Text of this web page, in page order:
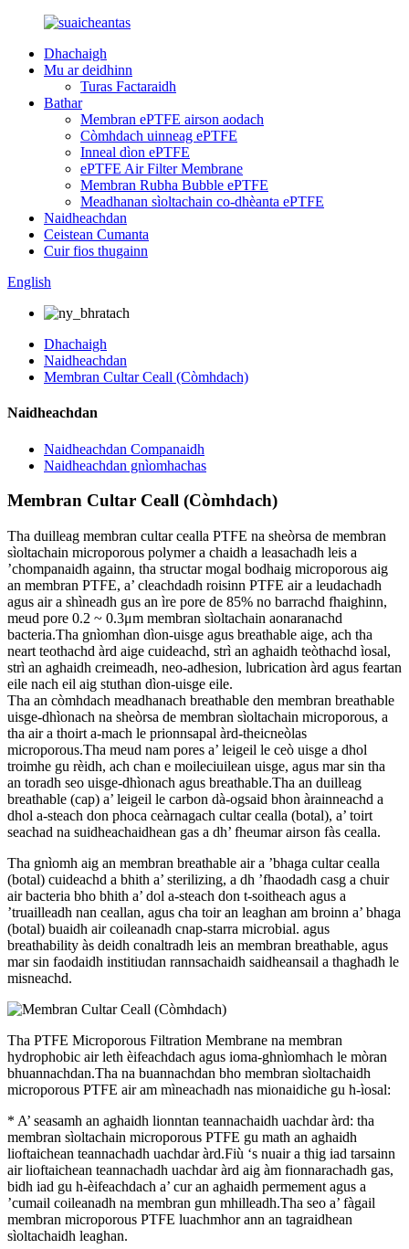
Dhachaigh
Mu ar deidhinn
Turas Factaraidh
Bathar
Membran ePTFE airson aodach
Còmhdach uinneag ePTFE
Inneal dìon ePTFE
ePTFE Air Filter Membrane
Membran Rubha Bubble ePTFE
Meadhanan sìoltachain co-dhèanta ePTFE
Naidheachdan
Ceistean Cumanta
Cuir fios thugainn
English
Dhachaigh
Naidheachdan
Membran Cultar Ceall (Còmhdach)
Naidheachdan
Naidheachdan Companaidh
Naidheachdan gnìomhachas
Membran Cultar Ceall (Còmhdach)
Tha duilleag membran cultar cealla PTFE na sheòrsa de membran
sìoltachain microporous polymer a chaidh a leasachadh leis a
’chompanaidh againn, tha structar mogal bodhaig microporous aig
an membran PTFE, a’ cleachdadh roisinn PTFE air a leudachadh
agus air a shìneadh gus an ìre pore de 85% no barrachd fhaighinn,
meud pore 0.2 ~ 0.3μm membran sìoltachain aonaranachd
bacteria.Tha gnìomhan dìon-uisge agus breathable aige, ach tha
neart teothachd àrd aige cuideachd, strì an aghaidh teòthachd ìosal,
strì an aghaidh creimeadh, neo-adhesion, lubrication àrd agus feartan
eile nach eil aig stuthan dìon-uisge eile.
Tha an còmhdach meadhanach breathable den membran breathable
uisge-dhìonach na sheòrsa de membran sìoltachain microporous, a
tha air a thoirt a-mach le prionnsapal àrd-theicneòlas
microporous.Tha meud nam pores a’ leigeil le ceò uisge a dhol
troimhe gu rèidh, ach chan e moileciuilean uisge, agus mar sin tha
an toradh seo uisge-dhìonach agus breathable.Tha an duilleag
breathable (cap) a’ leigeil le carbon dà-ogsaid bhon àrainneachd a
dhol a-steach don phoca ceàrnagach cultar cealla (botal), a’ toirt
seachad na suidheachaidhean gas a dh’ fheumar airson fàs cealla.
Tha gnìomh aig an membran breathable air a ’bhaga cultar cealla
(botal) cuideachd a bhith a’ sterilizing, a dh ’fhaodadh casg a chuir
air bacteria bho bhith a’ dol a-steach don t-soitheach agus a
’truailleadh nan ceallan, agus cha toir an leaghan am broinn a’ bhaga
(botal) buaidh air coileanadh cnap-starra microbial. agus
breathability às deidh conaltradh leis an membran breathable, agus
mar sin faodaidh institiudan rannsachaidh saidheansail a thaghadh le
misneachd.
Tha PTFE Microporous Filtration Membrane na membran
hydrophobic air leth èifeachdach agus ioma-ghnìomhach le mòran
bhuannachdan.Tha na buannachdan bho membran sìoltachaidh
microporous PTFE air am mìneachadh nas mionaidiche gu h-ìosal:
* A’ seasamh an aghaidh lionntan teannachaidh uachdar àrd: tha
membran sìoltachain microporous PTFE gu math an aghaidh
lioftaichean teannachadh uachdar àrd.Fiù ‘s nuair a thig iad tarsainn
air lioftaichean teannachadh uachdar àrd aig àm fionnarachadh gas,
bidh iad gu h-èifeachdach a’ cur an aghaidh permement agus a
’cumail coileanadh na membran gun mhilleadh.Tha seo a’ fàgail
membran microporous PTFE luachmhor ann an tagraidhean
sìoltachaidh leaghan.